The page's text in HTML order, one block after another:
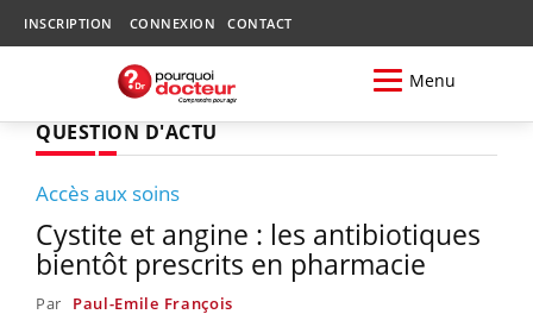
INSCRIPTION CONNEXION CONTACT
Menu
QUESTION D'ACTU
Accès aux soins
Cystite et angine : les antibiotiques
bientôt prescrits en pharmacie
Par Paul-Emile François